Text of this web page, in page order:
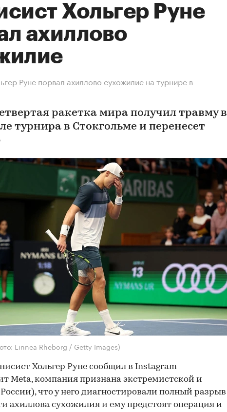
Хольгер Руне
ахиллово
Руне порвал ахиллово сухожилие на турнире в
ракетка мира получил травму в
турнира в Стокгольме и перенесет
Linnea Rheborg / Getty Images)
Хольгер Руне сообщил в Instagram
Meta, компания признана экстремистской и
что у него диагностировали полный разрыв
ахиллова сухожилия и ему предстоят операция и